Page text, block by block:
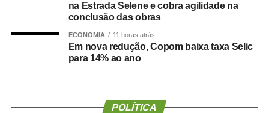
força muscular e desenvolvimento de demência.
Os resultados mostraram que tanto a sarcopenia isolada
quanto a obesidade sarcopênica estavam associadas a
um risco maior de declínio cognitivo. Um dos achados
na Estrada Selene e cobra agilidade na
conclusão das obras
ECONOMIA 11 horas atrás
Em nova redução, Copom baixa taxa Selic
para 14% ao ano
POLÍTICA